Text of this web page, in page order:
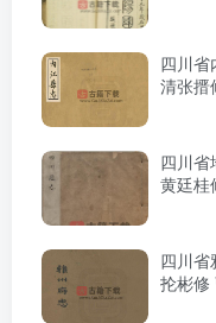
四川省
清张搢
四川省
黄廷桂
四川省
抡彬修